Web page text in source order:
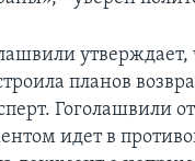
планов
Гоголашвили
идет в